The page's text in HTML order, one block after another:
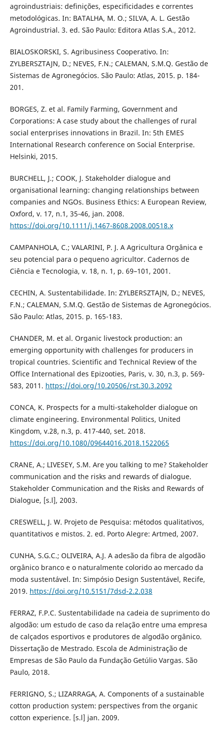
agroindustriais: definições, especificidades e correntes
metodológicas. In: BATALHA, M. O.; SILVA, A. L. Gestão
Agroindustrial. 3. ed. São Paulo: Editora Atlas S.A., 2012.
BIALOSKORSKI, S. Agribusiness Cooperativo. In:
ZYLBERSZTAJN, D.; NEVES, F.N.; CALEMAN, S.M.Q. Gestão de
Sistemas de Agronegócios. São Paulo: Atlas, 2015. p. 184-
201.
BORGES, Z. et al. Family Farming, Government and
Corporations: A case study about the challenges of rural
social enterprises innovations in Brazil. In: 5th EMES
International Research conference on Social Enterprise.
Helsinki, 2015.
BURCHELL, J.; COOK, J. Stakeholder dialogue and
organisational learning: changing relationships between
companies and NGOs. Business Ethics: A European Review,
Oxford, v. 17, n.1, 35-46, jan. 2008.
https://doi.org/10.1111/j.1467-8608.2008.00518.x
CAMPANHOLA, C.; VALARINI, P. J. A Agricultura Orgânica e
seu potencial para o pequeno agricultor. Cadernos de
Ciência e Tecnologia, v. 18, n. 1, p. 69–101, 2001.
CECHIN, A. Sustentabilidade. In: ZYLBERSZTAJN, D.; NEVES,
F.N.; CALEMAN, S.M.Q. Gestão de Sistemas de Agronegócios.
São Paulo: Atlas, 2015. p. 165-183.
CHANDER, M. et al. Organic livestock production: an
emerging opportunity with challenges for producers in
tropical countries. Scientific and Technical Review of the
Office International des Epizooties, Paris, v. 30, n.3, p. 569-
583, 2011. https://doi.org/10.20506/rst.30.3.2092
CONCA, K. Prospects for a multi-stakeholder dialogue on
climate engineering. Environmental Politics, United
Kingdom, v.28, n.3, p. 417-440, set. 2018.
https://doi.org/10.1080/09644016.2018.1522065
CRANE, A.; LIVESEY, S.M. Are you talking to me? Stakeholder
communication and the risks and rewards of dialogue.
Stakeholder Communication and the Risks and Rewards of
Dialogue, [s.l], 2003.
CRESWELL, J. W. Projeto de Pesquisa: métodos qualitativos,
quantitativos e mistos. 2. ed. Porto Alegre: Artmed, 2007.
CUNHA, S.G.C.; OLIVEIRA, A.J. A adesão da fibra de algodão
orgânico branco e o naturalmente colorido ao mercado da
moda sustentável. In: Simpósio Design Sustentável, Recife,
2019. https://doi.org/10.5151/7dsd-2.2.038
FERRAZ, F.P.C. Sustentabilidade na cadeia de suprimento do
algodão: um estudo de caso da relação entre uma empresa
de calçados esportivos e produtores de algodão orgânico.
Dissertação de Mestrado. Escola de Administração de
Empresas de São Paulo da Fundação Getúlio Vargas. São
Paulo, 2018.
FERRIGNO, S.; LIZARRAGA, A. Components of a sustainable
cotton production system: perspectives from the organic
cotton experience. [s.l] jan. 2009.